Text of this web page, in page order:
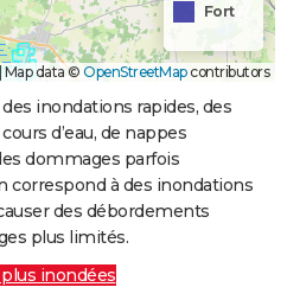
Fort
Map data © OpenStreetMapcontributors
inondations rapides, des
d’eau, de nappes
dommages parfois
correspond à des inondations
des débordements
plus limités.
inondées